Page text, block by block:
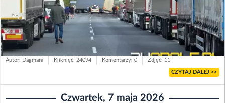
Autor: Dagmara Kliknięć: 24094 Komentarzy: 0 Zdjęć: 11
CZYTAJ DALEJ >>
Czwartek, 7 maja 2026